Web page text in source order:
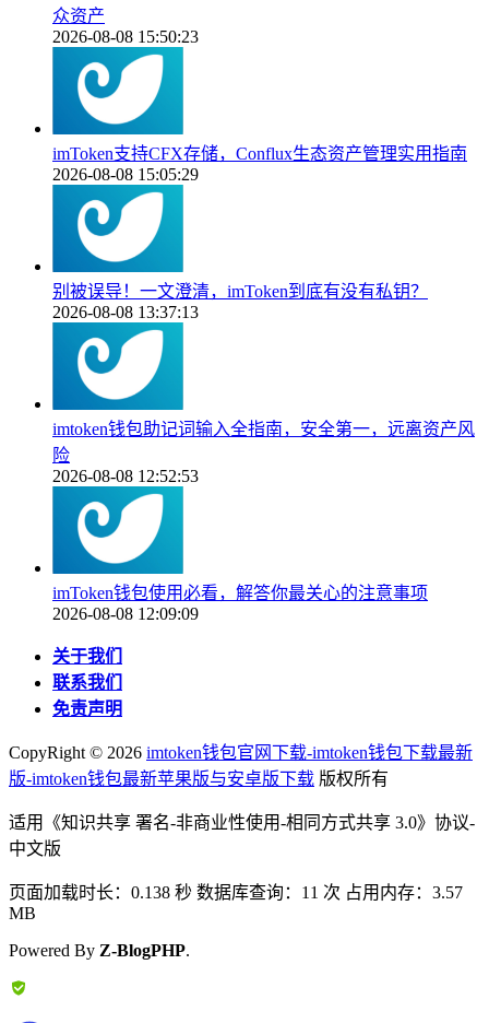
众资产
2026-08-08 15:50:23
imToken支持CFX存储，Conflux生态资产管理实用指南
2026-08-08 15:05:29
别被误导！一文澄清，imToken到底有没有私钥？
2026-08-08 13:37:13
imtoken钱包助记词输入全指南，安全第一，远离资产风
险
2026-08-08 12:52:53
imToken钱包使用必看，解答你最关心的注意事项
2026-08-08 12:09:09
关于我们
联系我们
免责声明
CopyRight © 2026 imtoken钱包官网下载-imtoken钱包下载最新
版-imtoken钱包最新苹果版与安卓版下载 版权所有
适用《知识共享 署名-非商业性使用-相同方式共享 3.0》协议-
中文版
页面加载时长：0.138 秒 数据库查询：11 次 占用内存：3.57
MB
Powered By Z-BlogPHP.